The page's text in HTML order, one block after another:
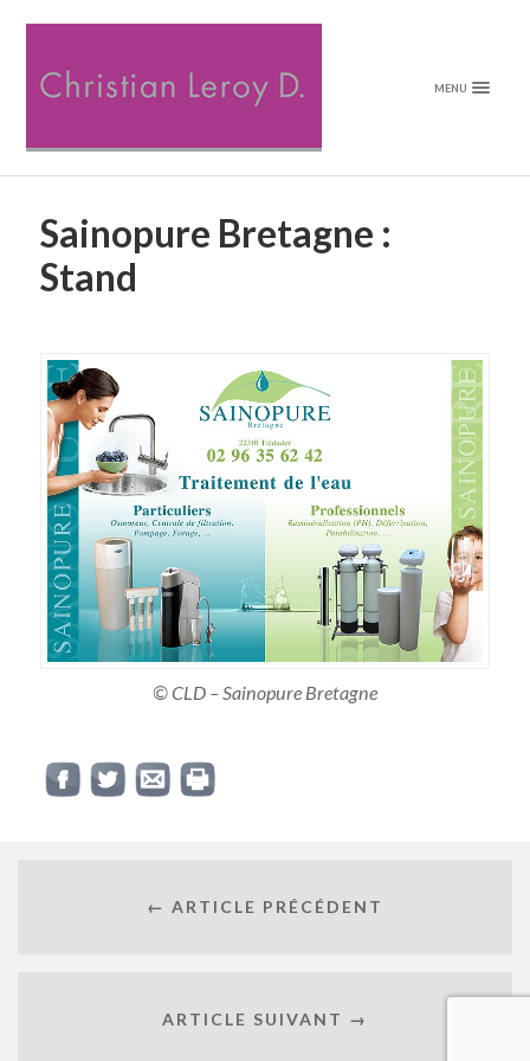
MENU
Sainopure Bretagne :
Stand
© CLD – Sainopure Bretagne
← ARTICLE PRÉCÉDENT
ARTICLE SUIVANT →